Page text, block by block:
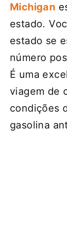
Michigan
estado.
estado se
número
É uma
viagem de
condições
gasolina